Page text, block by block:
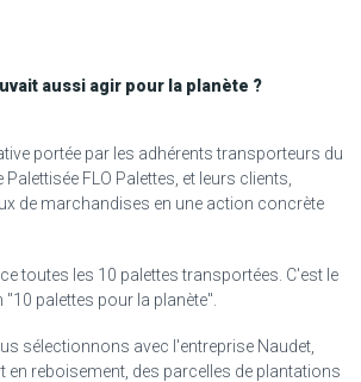
aussi agir pour la planète ?
portée par les adhérents transporteurs du
FLO Palettes, et leurs clients,
de marchandises en une action concrète
toutes les 10 palettes transportées. C'est le
palettes pour la planète".
sélectionnons avec l'entreprise Naudet,
en reboisement, des parcelles de plantations